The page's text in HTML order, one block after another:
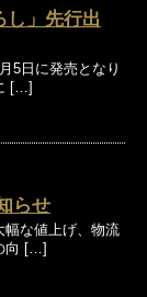
し」先行出
5日に発売となり
[…]
らせ
幅な値上げ、物流
向 […]